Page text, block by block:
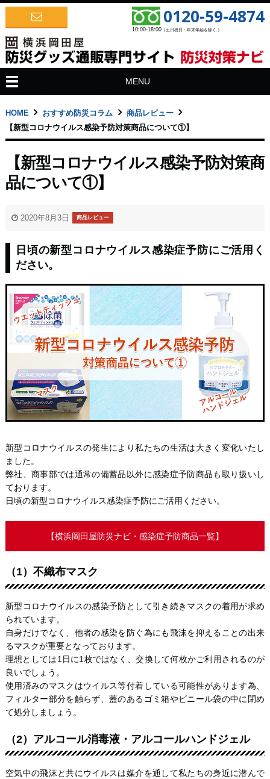
0120-59-4874
10:00-18:00 （土日祝日・年末年始を除く.）
MENU
HOME おすすめ防災コラム
商品レビュー
【新型コロナウイルス感染予防対策商品について①】
【新型コロナウイルス感染予防対策商
品について①】
2020年8月3日 商品レビュー
日頃の新型コロナウイルス感染症予防にご活用く
ださい。
新型コロナウイルスの発生により私たちの生活は大きく変化いたし
ました。
弊社、商事部では通常の備蓄品以外に感染症予防商品も取り扱いし
ております。
日頃の新型コロナウイルス感染症予防にご活用ください。
【横浜岡田屋防災ナビ・感染症予防商品一覧】
（1）不織布マスク
新型コロナウイルスの感染予防として引き続きマスクの着用が求め
られています。
自身だけでなく、他者の感染を防ぐ為にも飛沫を抑えることの出来
るマスクが重要となっております。
理想としては1日に1枚ではなく、交換して何枚かご利用されるのが
良いでしょう。
使用済みのマスクはウイルス等付着している可能性があります為、
フィルター部分を触らず、蓋のあるゴミ箱やビニール袋の中に閉め
て処分しましょう。
（2）アルコール消毒液・アルコールハンドジェル
空気中の飛沫と共にウイルスは媒介を通して私たちの身近に潜んで